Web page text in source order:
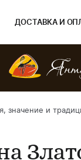
ДОСТАВКА И
значение и